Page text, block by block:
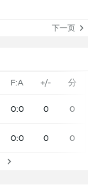
下一页
F:A +/- 分
0:0 0 0
0:0 0 0